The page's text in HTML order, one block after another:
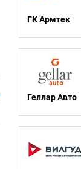
ГК Армтек
Геллар Авто